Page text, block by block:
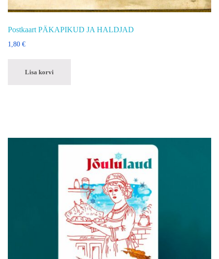
Postkaart PÄKAPIKUD JA HALDJAD
1,80 €
Lisa korvi